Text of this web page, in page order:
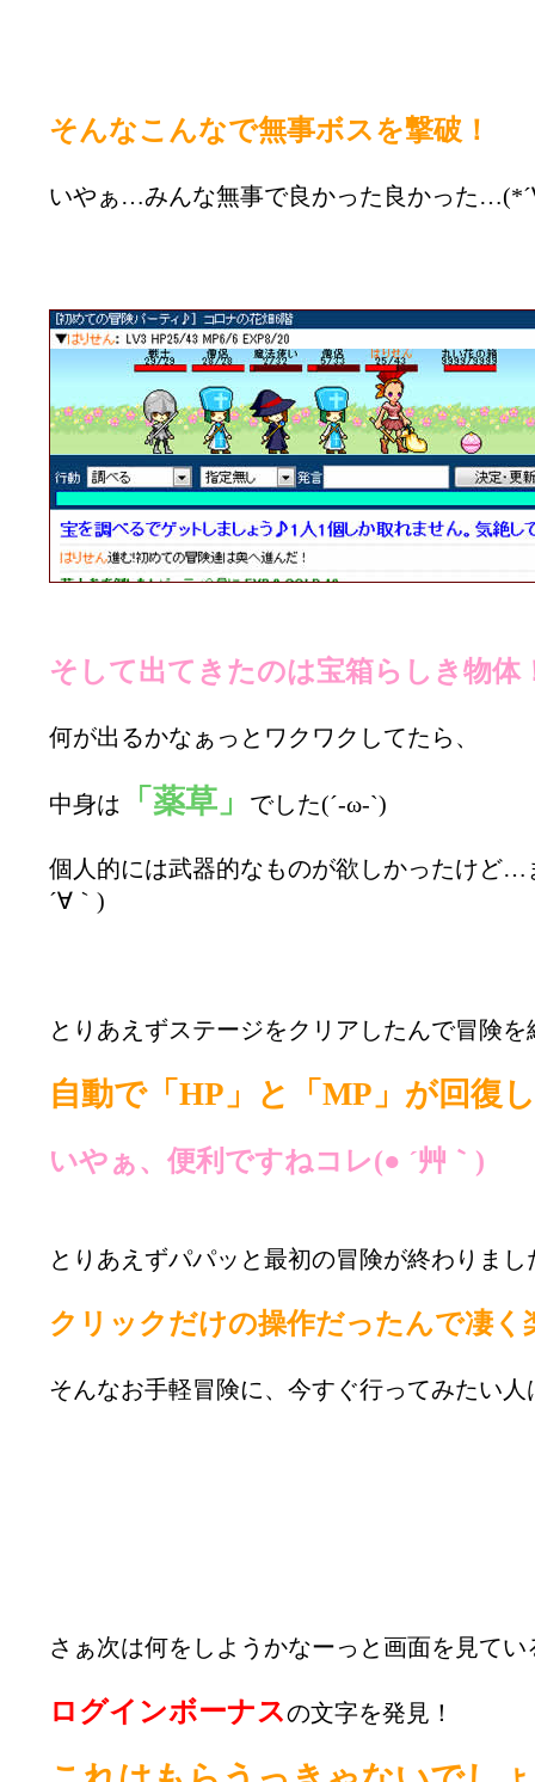
そんなこんなで無事ボスを撃破！
いやぁ…みんな無事で良かった良かった
そして出てきたのは宝箱らしき物体
何が出るかなぁっとワクワクしてたら、
中身は 「薬草」 でした(´-ω-`)
個人的には武器的なものが欲しかったけど
´∀｀)
とりあえずステージをクリアしたんで冒険を
自動で「HP」と「MP」が回復
いやぁ、便利ですねコレ(● ´艸｀)
とりあえずパパッと最初の冒険が終わりまし
クリックだけの操作だったんで凄く
そんなお手軽冒険に、今すぐ行ってみたい人
さぁ次は何をしようかなーっと画面を見てい
ログインボーナスの文字を発見！